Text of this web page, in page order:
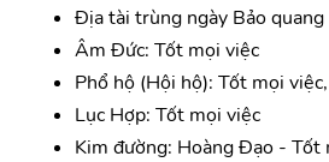
Địa tài trùng ngày Bảo
Âm Đức: Tốt mọi việc
Phổ hộ (Hội hộ): Tốt mọi
Lục Hợp: Tốt mọi việc
Kim đường: Hoàng Đạo - Tốt